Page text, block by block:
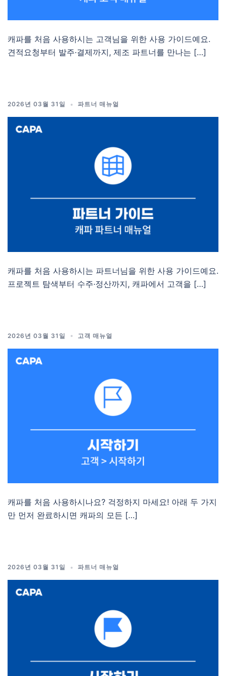
캐파를 처음 사용하시는 고객님을 위한 사용 가이드예요.
견적요청부터 발주·결제까지, 제조 파트너를 만나는 […]
2026년 03월 31일 파트너 매뉴얼
캐파를 처음 사용하시는 파트너님을 위한 사용 가이드예요.
프로젝트 탐색부터 수주·정산까지, 캐파에서 고객을 […]
2026년 03월 31일 고객 매뉴얼
캐파를 처음 사용하시나요? 걱정하지 마세요! 아래 두 가지
만 먼저 완료하시면 캐파의 모든 […]
2026년 03월 31일 파트너 매뉴얼